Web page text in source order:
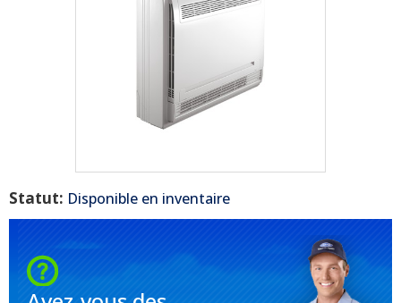
Statut: Disponible en inventaire